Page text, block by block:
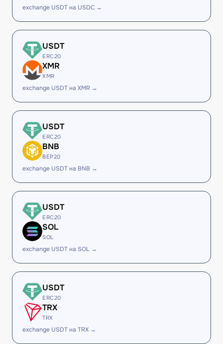
exchange USDT на USDC →
USDT
ERC20
XMR
XMR
exchange USDT на XMR →
USDT
ERC20
BNB
BEP20
exchange USDT на BNB →
USDT
ERC20
SOL
SOL
exchange USDT на SOL →
USDT
ERC20
TRX
TRX
exchange USDT на TRX →